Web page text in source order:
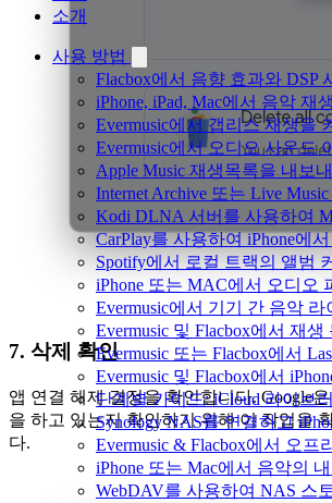
소개
사용 방법
Flacbox에서 음향 효과와 DSP
iPhone, iPad, Mac에서 음악
Evermusic에서 갭리스 재생을
Evermusic에서 오디오 사운드
Apple Music 재생목록을 내보
Internet Archive 또는 Live
Kodi DLNA 서버를 사용하여
CarPlay를 사용하여 iPhone에
Spotify에서 로컬 트랙의 앨범
iPhone 또는 MAC에서 오디오
Evermusic에서 기기 간 음악
Evermusic 및 Flacbox에서 재
Evermusic 또는 Flacbox에서
Evermusic 및 Flacbox에서
단계별 가이드: iCloud 라이브
Synology NAS를 연결하고
Evermusic & Flacbox에서 오
iPhone 또는 Mac에서 음악의
WebDAV를 사용하여 NAS 스
7. 삭제 확인
앱 연결 해제 결정을 확인합니다. Google
을 하고 있는지 확인하기 위해 이 작업을
다.